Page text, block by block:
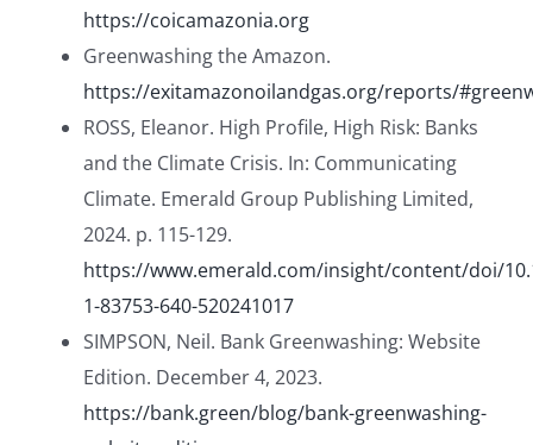
https://coicamazonia.org
Greenwashing the Amazon.
https://exitamazonoilandgas.org/reports/
ROSS, Eleanor. High Profile, High Risk: Banks
and the Climate Crisis. In: Communicating
Climate. Emerald Group Publishing Limited,
2024. p. 115-129.
https://www.emerald.com/insight/content/doi/
1-83753-640-520241017
SIMPSON, Neil. Bank Greenwashing: Website
Edition. December 4, 2023.
https://bank.green/blog/bank-greenwashing-